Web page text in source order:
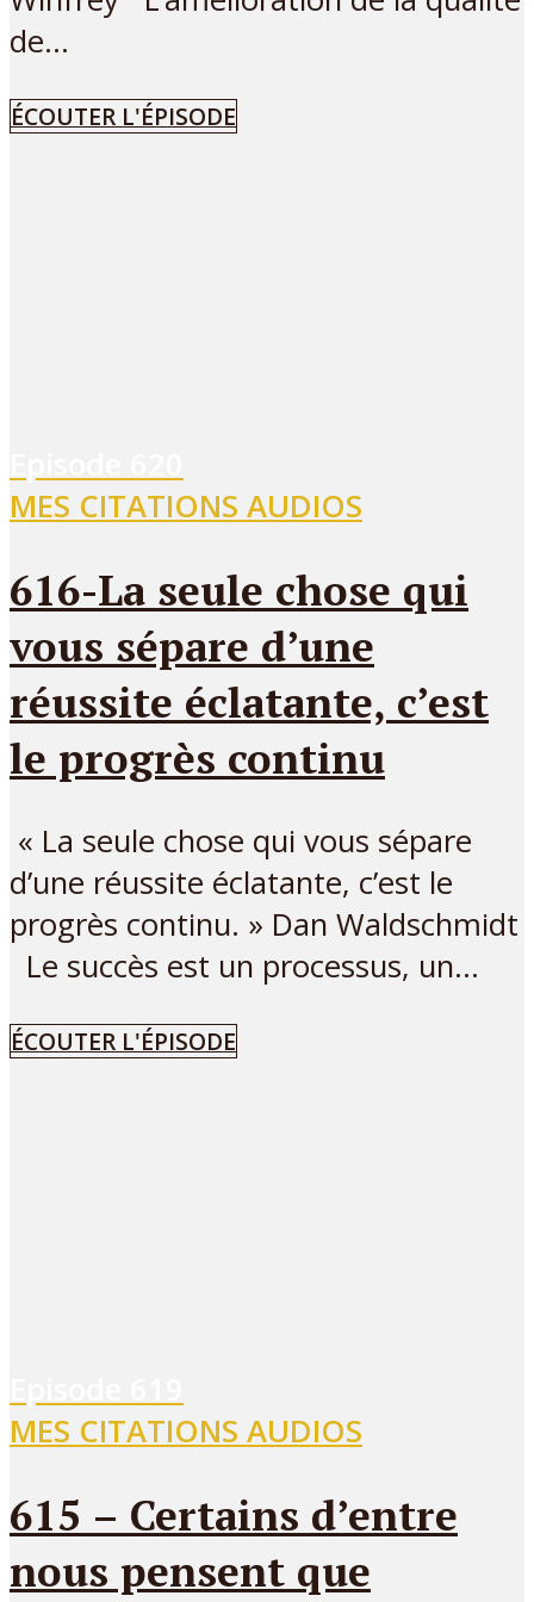
de...
ÉCOUTER L'ÉPISODE
MES CITATIONS AUDIOS
616-La seule chose qui
vous sépare d’une
réussite éclatante, c’est
le progrès continu
« La seule chose qui vous sépare
d’une réussite éclatante, c’est le
progrès continu. » Dan Waldschmidt
Le succès est un processus, un...
ÉCOUTER L'ÉPISODE
MES CITATIONS AUDIOS
615 – Certains d’entre
nous pensent que